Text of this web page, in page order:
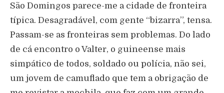
São Domingos parece-me a cidade de fronteira
típica. Desagradável, com gente “bizarra”, tensa.
Passam-se as fronteiras sem problemas. Do lado
de cá encontro o Valter, o guineense mais
simpático de todos, soldado ou polícia, não sei,
um jovem de camuflado que tem a obrigação de